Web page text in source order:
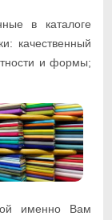
в каталоге
качественный
и формы;
именно Вам